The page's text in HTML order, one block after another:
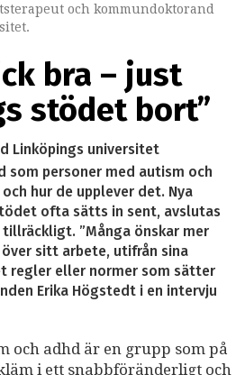
och kommundoktorand
bra – just
stödet bort”
Linköpings universitet
som personer med autism och
hur de upplever det. Nya
ofta sätts in sent, avslutas
”Många önskar mer
sitt arbete, utifrån sina
regler eller normer som sätter
Erika Högstedt i en intervju
och adhd är en grupp som på
i ett snabbföränderligt och